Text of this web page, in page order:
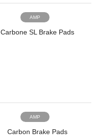
AMP
Carbone SL Brake Pads
AMP
Carbon Brake Pads